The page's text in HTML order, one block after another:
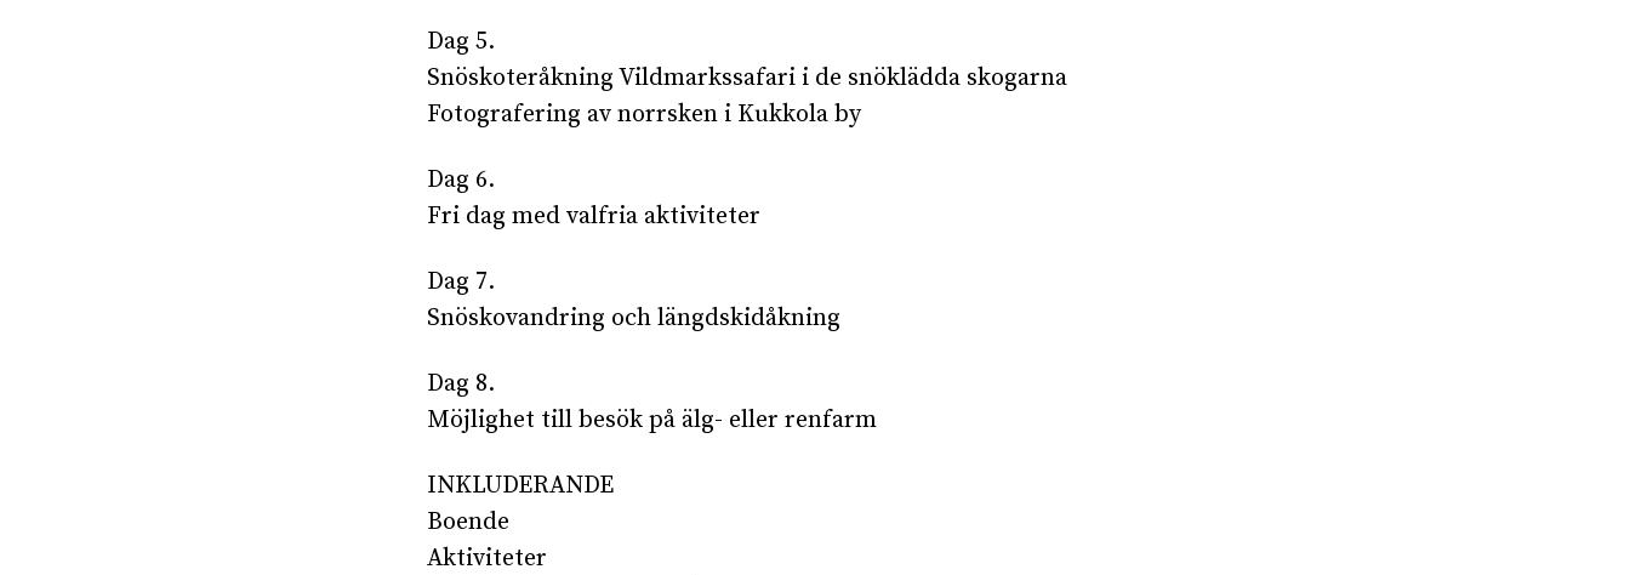
Dag 5.
Snöskoteråkning Vildmarkssafari i de snöklädda skogarna
Fotografering av norrsken i Kukkola by
Dag 6.
Fri dag med valfria aktiviteter
Dag 7.
Snöskovandring och längdskidåkning
Dag 8.
Möjlighet till besök på älg- eller renfarm
INKLUDERANDE
Boende
Aktiviteter